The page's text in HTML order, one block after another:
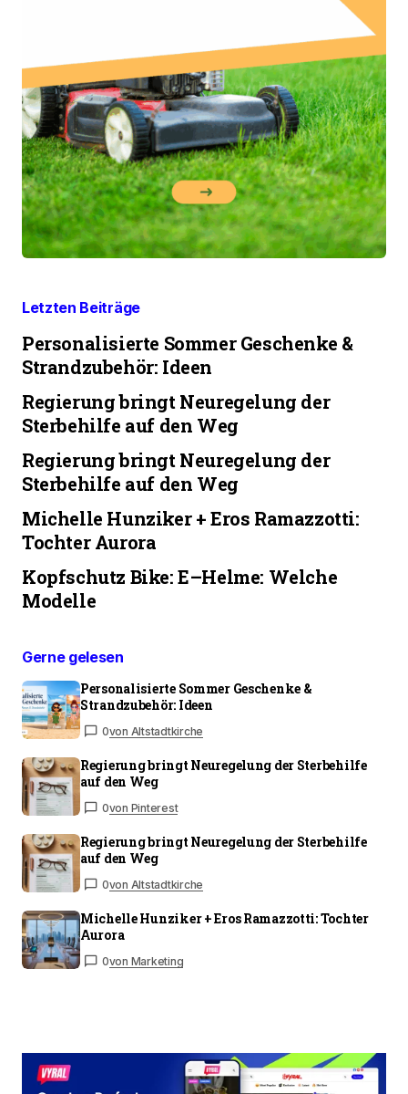
Letzten Beiträge
Personalisierte Sommer Geschenke &
Strandzubehör: Ideen
Regierung bringt Neuregelung der
Sterbehilfe auf den Weg
Regierung bringt Neuregelung der
Sterbehilfe auf den Weg
Michelle Hunziker + Eros Ramazzotti:
Tochter Aurora
Kopfschutz Bike: E–Helme: Welche
Modelle
Gerne gelesen
Personalisierte Sommer Geschenke &
Strandzubehör: Ideen
0von Altstadtkirche
Regierung bringt Neuregelung der Sterbehilfe
auf den Weg
0von Pinterest
Regierung bringt Neuregelung der Sterbehilfe
auf den Weg
0von Altstadtkirche
Michelle Hunziker + Eros Ramazzotti: Tochter
Aurora
0von Marketing